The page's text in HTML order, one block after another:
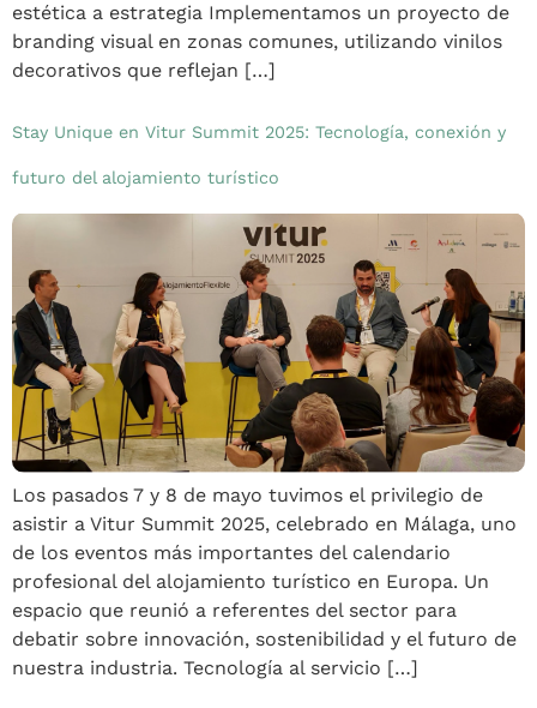
estética a estrategia Implementamos un proyecto de
branding visual en zonas comunes, utilizando vinilos
decorativos que reflejan […]
Stay Unique en Vitur Summit 2025: Tecnología, conexión y
futuro del alojamiento turístico
Los pasados 7 y 8 de mayo tuvimos el privilegio de
asistir a Vitur Summit 2025, celebrado en Málaga, uno
de los eventos más importantes del calendario
profesional del alojamiento turístico en Europa. Un
espacio que reunió a referentes del sector para
debatir sobre innovación, sostenibilidad y el futuro de
nuestra industria. Tecnología al servicio […]